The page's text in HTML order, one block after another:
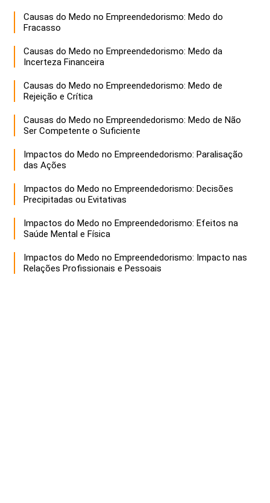
Causas do Medo no Empreendedorismo: Medo do
Fracasso
Causas do Medo no Empreendedorismo: Medo da
Incerteza Financeira
Causas do Medo no Empreendedorismo: Medo de
Rejeição e Crítica
Causas do Medo no Empreendedorismo: Medo de Não
Ser Competente o Suficiente
Impactos do Medo no Empreendedorismo: Paralisação
das Ações
Impactos do Medo no Empreendedorismo: Decisões
Precipitadas ou Evitativas
Impactos do Medo no Empreendedorismo: Efeitos na
Saúde Mental e Física
Impactos do Medo no Empreendedorismo: Impacto nas
Relações Profissionais e Pessoais